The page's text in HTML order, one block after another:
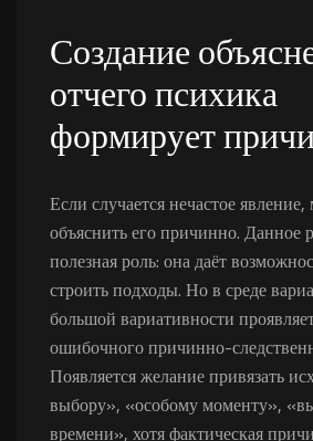
Создание
отчего психика
формирует
Если случается нечастое
объяснить его причинно. Данное
полезная роль: она даёт
строить подходы. Но в среде
большой вариативности
ошибочного причинно-
Появляется желание привязать
выбору», «особому моменту»,
времени», хотя фактическая